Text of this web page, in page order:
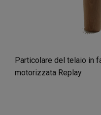
Particolare del telaio in
motorizzata Replay